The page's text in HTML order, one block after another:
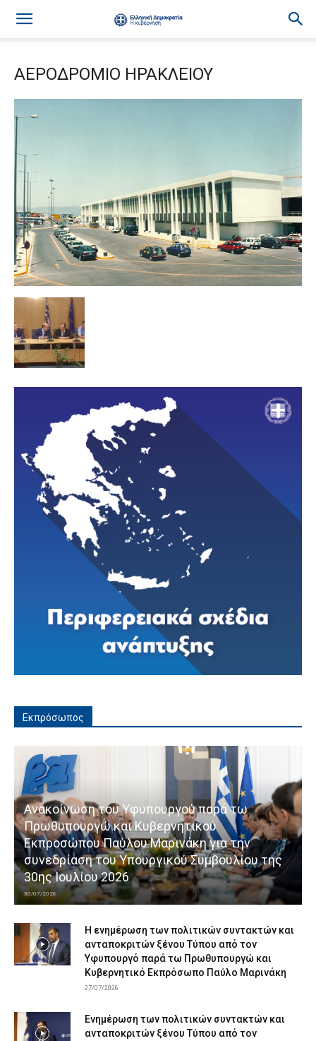
ΑΕΡΟΔΡΟΜΙΟ ΗΡΑΚΛΕΙΟΥ
Εκπρόσωπος
Ανακοίνωση του Υφυπουργού παρά τω
Πρωθυπουργώ και Κυβερνητικού
Εκπροσώπου Παύλου Μαρινάκη για την
συνεδρίαση του Υπουργικού Συμβουλίου της
30ης Ιουλίου 2026
30/07/2026
Η ενημέρωση των πολιτικών συντακτών και
ανταποκριτών ξένου Τύπου από τον
Υφυπουργό παρά τω Πρωθυπουργώ και
Κυβερνητικό Εκπρόσωπο Παύλο Μαρινάκη
27/07/2026
Ενημέρωση των πολιτικών συντακτών και
ανταποκριτών ξένου Τύπου από τον